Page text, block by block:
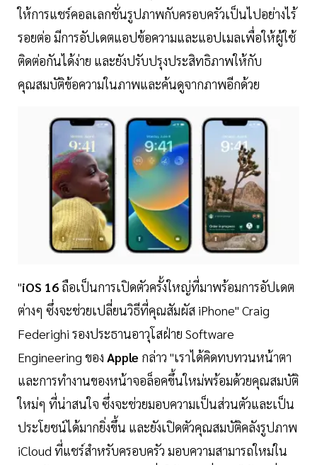
ให้การแชร์คอลเลกชั่นรูปภาพกับครอบครัวเป็นไปอย่างไร้
รอยต่อ มีการอัปเดตแอปข้อความและแอปเมลเพื่อให้ผู้ใช้
ติดต่อกันได้ง่าย และยังปรับปรุงประสิทธิภาพให้กับ
คุณสมบัติข้อความในภาพและค้นดูจากภาพอีกด้วย
"iOS 16 ถือเป็นการเปิดตัวครั้งใหญ่ที่มาพร้อมการอัปเดต
ต่างๆ ซึ่งจะช่วยเปลี่ยนวิธีที่คุณสัมผัส iPhone" Craig
Federighi รองประธานอาวุโสฝ่าย Software
Engineering ของ Apple กล่าว "เราได้คิดทบทวนหน้าตา
และการทำงานของหน้าจอล็อคขึ้นใหม่พร้อมด้วยคุณสมบัติ
ใหม่ๆ ที่น่าสนใจ ซึ่งจะช่วยมอบความเป็นส่วนตัวและเป็น
ประโยชน์ได้มากยิ่งขึ้น และยังเปิดตัวคุณสมบัติคลังรูปภาพ
iCloud ที่แชร์สำหรับครอบครัว มอบความสามารถใหม่ใน